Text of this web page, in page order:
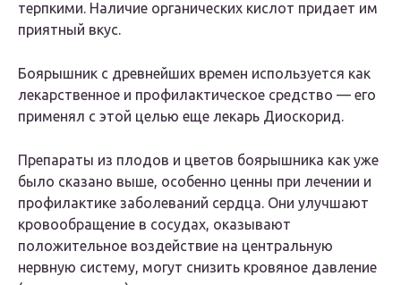
терпкими. Наличие органических кислот придает им
приятный вкус.
Боярышник с древнейших времен используется как
лекарственное и профилактическое средство — его
применял с этой целью еще лекарь Диоскорид.
Препараты из плодов и цветов боярышника как уже
было сказано выше, особенно ценны при лечении и
профилактике заболеваний сердца. Они улучшают
кровообращение в сосудах, оказывают
положительное воздействие на центральную
нервную систему, могут снизить кровяное давление